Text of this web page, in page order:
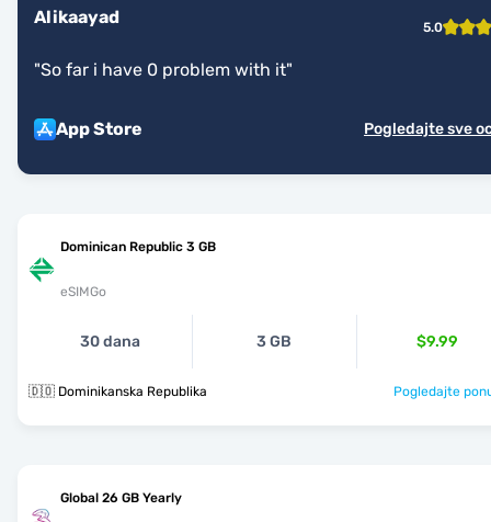
Alikaayad 5.0
"So far i have 0 problem with it"
App Store Pogledajte sve
Dominican Republic 3 GB
eSIMGo
30 dana 3 GB $9.99
🇩🇴 Dominikanska Republika Pogledajte
Global 26 GB Yearly